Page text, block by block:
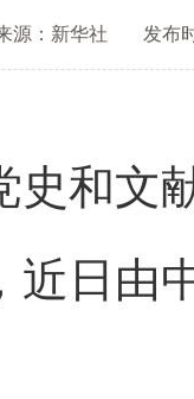
源：新华社 发布
和文献
近日由